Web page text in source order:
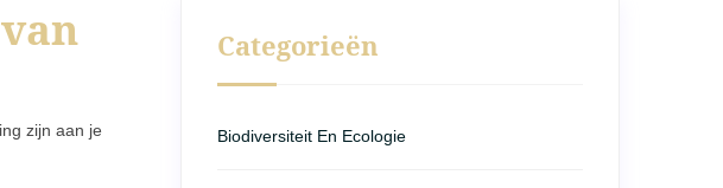
zijn aan je
Categorieën
Biodiversiteit En Ecologie